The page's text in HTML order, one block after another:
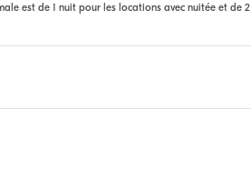
est de 1 nuit pour les locations avec nuitée et de 2